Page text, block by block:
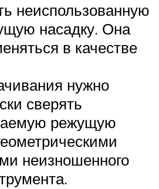
неиспользованную
насадку. Она
в качестве
нужно
сверять
режущую
неизношенного